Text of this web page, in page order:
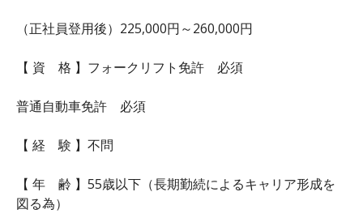
（正社員登用後）225,000円～260,000円
【 資 格 】フォークリフト免許 必須
普通自動車免許 必須
【 経 験 】不問
【 年 齢 】55歳以下（長期勤続によるキャリア形成を
図る為）